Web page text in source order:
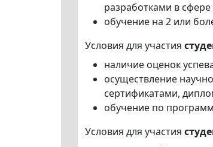
разработками в сфере
обучение на 2 или
Условия для участия
наличие оценок
осуществление
сертификатами,
обучение по
Условия для участия